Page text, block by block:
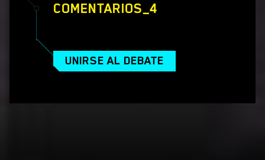
COMENTARIOS_4
UNIRSE AL DEBATE